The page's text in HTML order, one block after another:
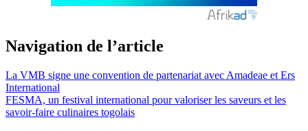
Navigation de l’article
La VMB signe une convention de partenariat avec Amadeae et Ers
International
FESMA, un festival international pour valoriser les saveurs et les
savoir-faire culinaires togolais